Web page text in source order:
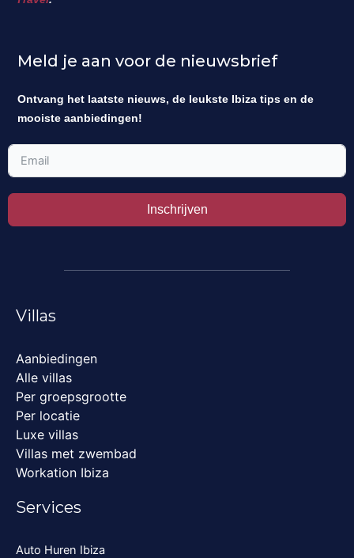
Meld je aan voor de nieuwsbrief
Ontvang het laatste nieuws, de leukste Ibiza tips en de
mooiste aanbiedingen!
Inschrijven
Villas
Aanbiedingen
Alle villas
Per groepsgrootte
Per locatie
Luxe villas
Villas met zwembad
Workation Ibiza
Services
Auto Huren Ibiza